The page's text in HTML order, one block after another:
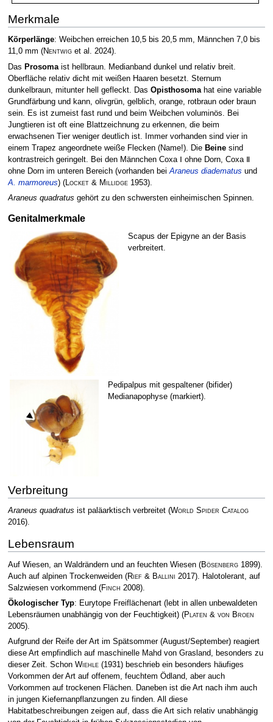
Merkmale
Körperlänge: Weibchen erreichen 10,5 bis 20,5 mm, Männchen 7,0 bis
11,0 mm (Nentwiget al. 2024).
Das Prosomaist hellbraun. Medianband dunkel und relativ breit.
Oberfläche relativ dicht mit weißen Haaren besetzt. Sternum
dunkelbraun, mitunter hell gefleckt. Das Opisthosomahat eine variable
Grundfärbung und kann, olivgrün, gelblich, orange, rotbraun oder braun
sein. Es ist zumeist fast rund und beim Weibchen voluminös. Bei
Jungtieren ist oft eine Blattzeichnung zu erkennen, die beim
erwachsenen Tier weniger deutlich ist. Immer vorhanden sind vier in
einem Trapez angeordnete weiße Flecken (Name!). Die Beinesind
kontrastreich geringelt. Bei den Männchen Coxa Ⅰ ohne Dorn, Coxa Ⅱ
ohne Dorn im unteren Bereich (vorhanden bei Araneus diadematus und
A. marmoreus) (Locket & Millidge1953).
Araneus quadratus gehört zu den schwersten einheimischen Spinnen.
Genitalmerkmale
Scapus der Epigyne an der Basis
verbreitert.
Pedipalpus mit gespaltener (bifider)
Medianapophyse (markiert).
Verbreitung
Araneus quadratus ist paläarktisch verbreitet (World Spider Catalog
2016).
Lebensraum
Auf Wiesen, an Waldrändern und an feuchten Wiesen (Bösenberg1899).
Auch auf alpinen Trockenweiden (Rief & Ballini 2017). Halotolerant, auf
Salzwiesen vorkommend (Finch 2008).
Ökologischer Typ: Eurytope Freiflächenart (lebt in allen unbewaldeten
Lebensräumen unabhängig von der Feuchtigkeit) (Platen & von Broen
2005).
Aufgrund der Reife der Art im Spätsommer (August/September) reagiert
diese Art empfindlich auf maschinelle Mahd von Grasland, besonders zu
dieser Zeit. Schon Wiehle(1931) beschrieb ein besonders häufiges
Vorkommen der Art auf offenem, feuchtem Ödland, aber auch
Vorkommen auf trockenen Flächen. Daneben ist die Art nach ihm auch
in jungen Kiefernanpflanzungen zu finden. All diese
Habitatbeschreibungen zeigen auf, dass die Art sich relativ unabhängig